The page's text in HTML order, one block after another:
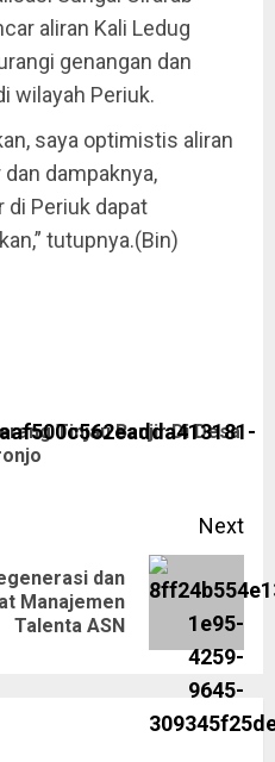
aliran Kali Ledug
genangan dan
wilayah Periuk.
saya optimistis aliran
dampaknya,
di Periuk dapat
tutupnya.(Bin)
Tinjau Banjir Di Desa
Next
dan
Manajemen
Talenta ASN